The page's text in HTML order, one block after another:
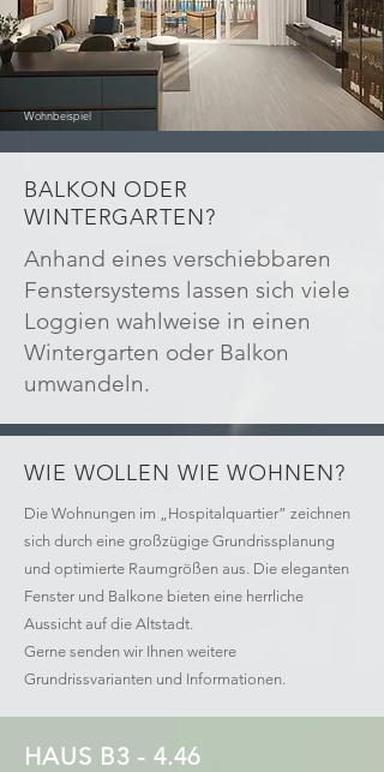
Wohnbeispiel
BALKON ODER
WINTERGARTEN?
Anhand eines verschiebbaren
Fenstersystems lassen sich viele
Loggien wahlweise in einen
Wintergarten oder Balkon
umwandeln.
WIE WOLLEN WIE WOHNEN?
Die Wohnungen im „Hospitalquartier” zeichnen
sich durch eine großzügige Grundrissplanung
und optimierte Raumgrößen aus. Die eleganten
Fenster und Balkone bieten eine herrliche
Aussicht auf die Altstadt.
Gerne senden wir Ihnen weitere
Grundrissvarianten und Informationen.
HAUS B3 - 4.46